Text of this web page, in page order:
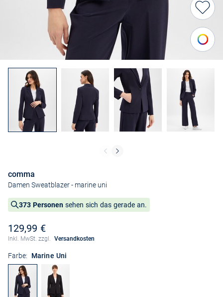
comma
Damen Sweatblazer- marine uni
373 Personen sehen sich das gerade an.
129,99 €
Inkl. MwSt. zzgl. Versandkosten
Farbe: Marine Uni